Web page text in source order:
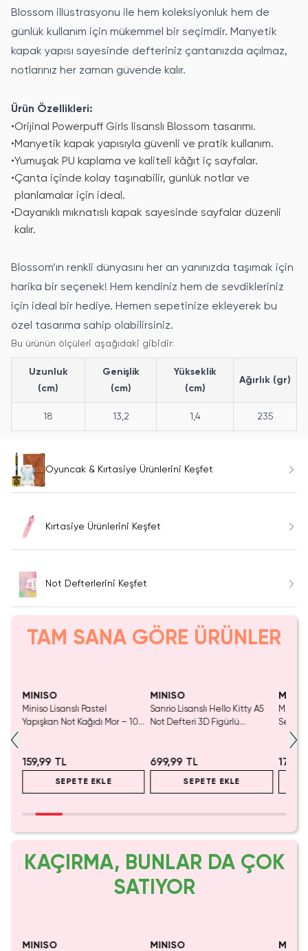
Blossom illüstrasyonu ile hem koleksiyonluk hem de
günlük kullanım için mükemmel bir seçimdir. Manyetik
kapak yapısı sayesinde defteriniz çantanızda açılmaz,
notlarınız her zaman güvende kalır.
Ürün Özellikleri:
•Orijinal Powerpuff Girls lisanslı Blossom tasarımı.
•Manyetik kapak yapısıyla güvenli ve pratik kullanım.
•Yumuşak PU kaplama ve kaliteli kâğıt iç sayfalar.
•Çanta içinde kolay taşınabilir, günlük notlar ve
planlamalar için ideal.
•Dayanıklı mıknatıslı kapak sayesinde sayfalar düzenli
kalır.
Blossom’ın renkli dünyasını her an yanınızda taşımak için
harika bir seçenek! Hem kendiniz hem de sevdikleriniz
için ideal bir hediye. Hemen sepetinize ekleyerek bu
özel tasarıma sahip olabilirsiniz.
Bu ürünün ölçüleri aşağıdaki gibidir:
Uzunluk
(cm)
Genişlik
(cm)
Yükseklik
(cm)
Ağırlık (gr)
18 13,2 1,4 235
Oyuncak & Kırtasiye Ürünlerini Keşfet
Kırtasiye Ürünlerini Keşfet
Not Defterlerini Keşfet
TAM SANA GÖRE ÜRÜNLER
MINISO
Miniso Lisanslı Pastel
Yapışkan Not Kağıdı Mor – 100
159,99 TL
SEPETE EKLE
MINISO
Sanrio Lisanslı Hello Kitty A5
Not Defteri 3D Figürlü
699,99 TL
SEPETE EKLE
Miniso
Serisi
KAÇIRMA, BUNLAR DA ÇOK
SATIYOR
MINISO MINISO